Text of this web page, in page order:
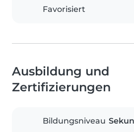
Favorisiert
Ausbildung und
Zertifizierungen
Bildungsniveau